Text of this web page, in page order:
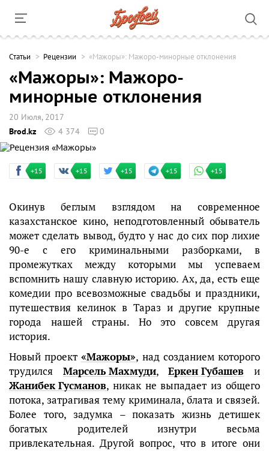
Cтатьи Рецензии «Мажоры»: Мажоро-минорные отклонения
«Мажоры»: Мажоро-
минорные отклонения
20 Июля, 2017
Brod.kz
4 374 0
+15 +15 +15 +15 +15
Окинув беглым взглядом на современное
казахстанское кино, неподготовленный обыватель
может сделать вывод, будто у нас до сих пор лихие
90-е с его криминальными разборками, в
промежутках между которыми мы успеваем
вспомнить нашу славную историю. Ах, да, есть еще
комедии про всевозможные свадьбы и праздники,
путешествия келинок в Тараз и другие крупные
города нашей страны. Но это совсем другая
история.
Новый проект«Мажоры», над созданием которого
трудился Марсель Махмуди,Еркен Губашев и
Жанибек Гусманов, никак не выпадает из общего
потока, затрагивая тему криминала, блата и связей.
Более того, задумка – показать жизнь детишек
богатых родителей изнутри весьма
привлекательная. Другой вопрос, что в итоге они